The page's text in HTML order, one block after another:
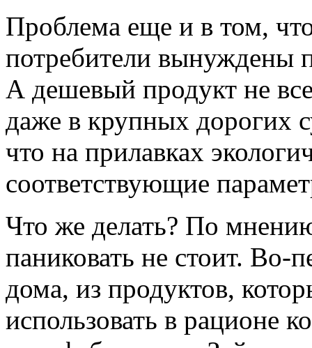
Проблема еще и в том,
потребители вынуждены
А дешевый продукт не
даже в крупных дорогих
что на прилавках
соответствующие
Что же делать? По
паниковать не стоит. Во-
дома, из продуктов,
использовать в рационе